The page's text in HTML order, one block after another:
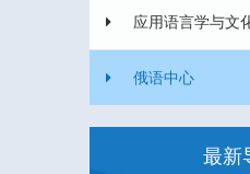
应用语言学与文
俄语中心
最新